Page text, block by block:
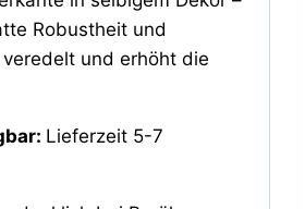
Robustheit und
und erhöht die
Lieferzeit 5-7